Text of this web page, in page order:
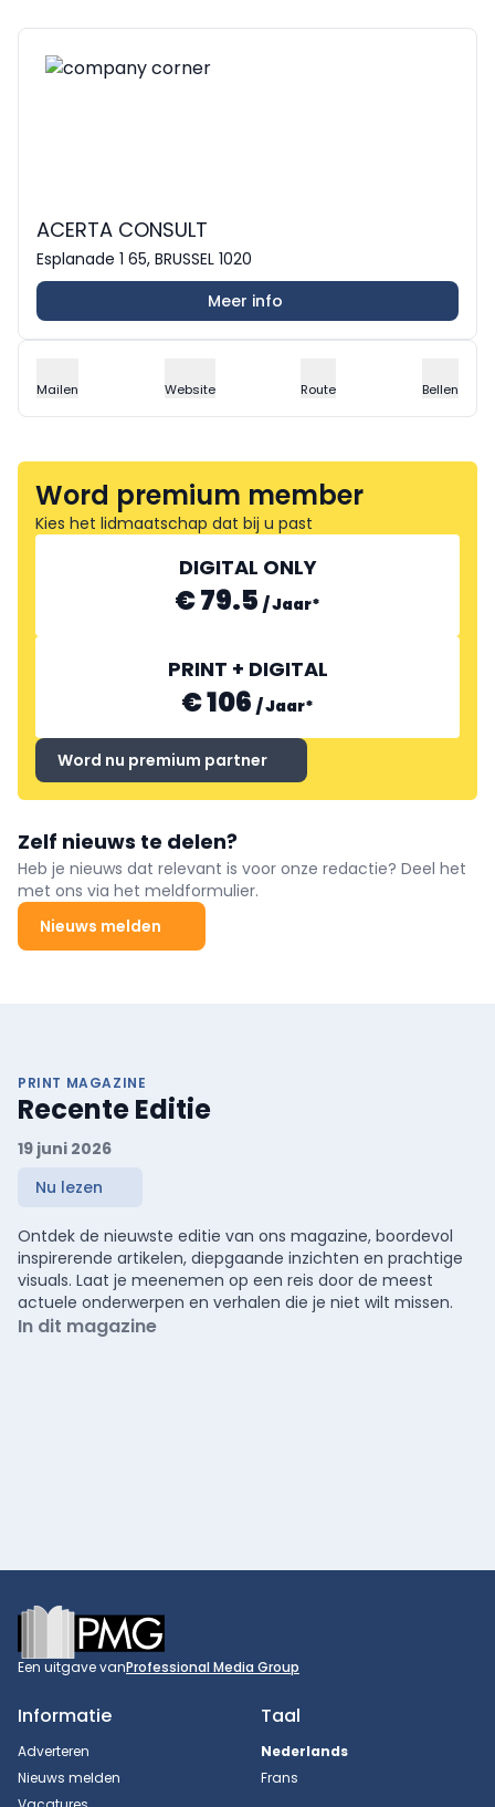
ACERTA CONSULT
Esplanade 1 65, BRUSSEL 1020
Meer info
Mailen Website Route Bellen
Word premium member
Kies het lidmaatschap dat bij u past
DIGITAL ONLY
€ 79.5 /Jaar*
PRINT + DIGITAL
€ 106 /Jaar*
Word nu premium partner
Zelf nieuws te delen?
Heb je nieuws dat relevant is voor onze redactie? Deel het
met ons via het meldformulier.
Nieuws melden
PRINT MAGAZINE
Recente Editie
19 juni 2026
Nu lezen
Ontdek de nieuwste editie van ons magazine, boordevol
inspirerende artikelen, diepgaande inzichten en prachtige
visuals. Laat je meenemen op een reis door de meest
actuele onderwerpen en verhalen die je niet wilt missen.
In dit magazine
Footer
Een uitgave vanProfessional Media Group
Informatie
Adverteren
Nieuws melden
Taal
Nederlands
Frans